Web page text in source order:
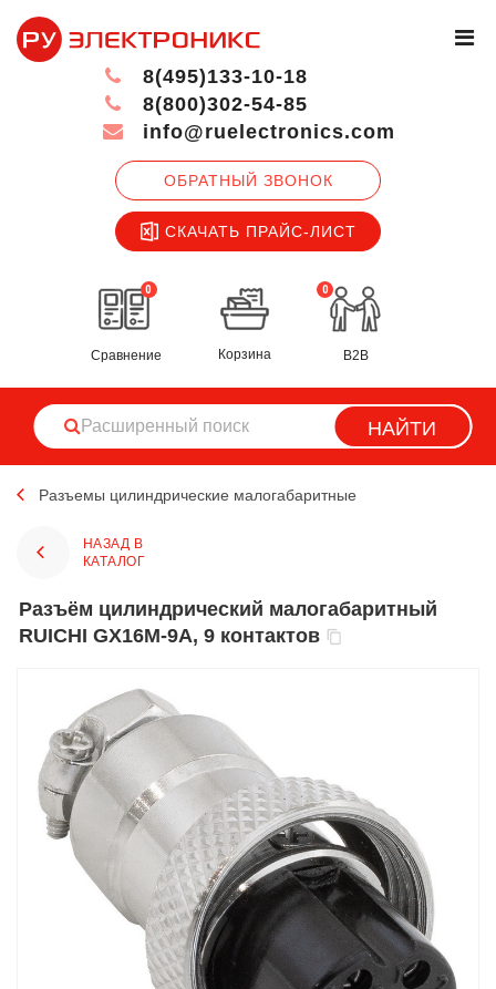
ОБРАТНЫЙ ЗВОНОК
СКАЧАТЬ ПРАЙС-ЛИСТ
8(495)133-10-18
8(800)302-54-85
info@ruelectronics.com
0
Сравнение
0
Корзина B2B
НАЙТИ
Разъемы цилиндрические малогабаритные
НАЗАД В
КАТАЛОГ
Разъём цилиндрический малогабаритный
RUICHI GX16M-9A, 9 контактов